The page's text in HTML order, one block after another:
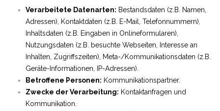
Verarbeitete Datenarten: Bestandsdaten (z.B. Namen,
Adressen), Kontaktdaten (z.B. E-Mail, Telefonnummern),
Inhaltsdaten (z.B. Eingaben in Onlineformularen),
Nutzungsdaten (z.B. besuchte Webseiten, Interesse an
Inhalten, Zugriffszeiten), Meta-/Kommunikationsdaten (z.B.
Geräte-Informationen, IP-Adressen).
Betroffene Personen: Kommunikationspartner.
Zwecke der Verarbeitung: Kontaktanfragen und
Kommunikation.